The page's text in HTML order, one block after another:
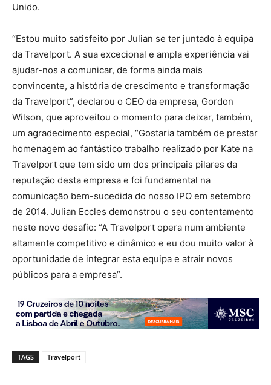
Unido.
“Estou muito satisfeito por Julian se ter juntado à equipa
da Travelport. A sua excecional e ampla experiência vai
ajudar-nos a comunicar, de forma ainda mais
convincente, a história de crescimento e transformação
da Travelport”, declarou o CEO da empresa, Gordon
Wilson, que aproveitou o momento para deixar, também,
um agradecimento especial, “Gostaria também de prestar
homenagem ao fantástico trabalho realizado por Kate na
Travelport que tem sido um dos principais pilares da
reputação desta empresa e foi fundamental na
comunicação bem-sucedida do nosso IPO em setembro
de 2014. Julian Eccles demonstrou o seu contentamento
neste novo desafio: “A Travelport opera num ambiente
altamente competitivo e dinâmico e eu dou muito valor à
oportunidade de integrar esta equipa e atrair novos
públicos para a empresa”.
TAGS Travelport